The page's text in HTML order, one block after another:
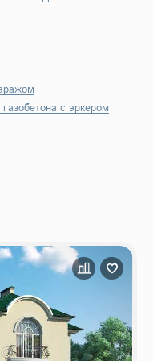
газобетона с эркером